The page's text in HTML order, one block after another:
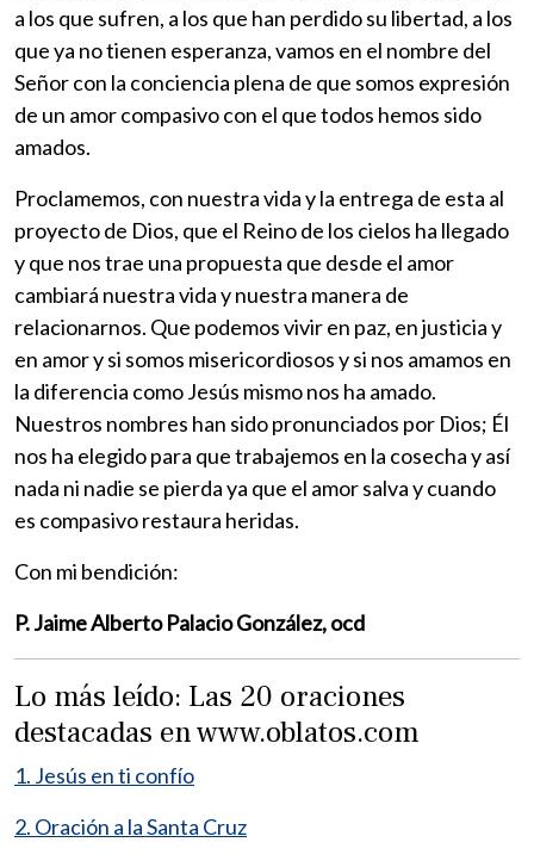
a los que sufren, a los que han perdido su libertad, a los
que ya no tienen esperanza, vamos en el nombre del
Señor con la conciencia plena de que somos expresión
de un amor compasivo con el que todos hemos sido
amados.
Proclamemos, con nuestra vida y la entrega de esta al
proyecto de Dios, que el Reino de los cielos ha llegado
y que nos trae una propuesta que desde el amor
cambiará nuestra vida y nuestra manera de
relacionarnos. Que podemos vivir en paz, en justicia y
en amor y si somos misericordiosos y si nos amamos en
la diferencia como Jesús mismo nos ha amado.
Nuestros nombres han sido pronunciados por Dios; Él
nos ha elegido para que trabajemos en la cosecha y así
nada ni nadie se pierda ya que el amor salva y cuando
es compasivo restaura heridas.
Con mi bendición:
P. Jaime Alberto Palacio González, ocd
Lo más leído: Las 20 oraciones
destacadas en www.oblatos.com
1. Jesús en ti confío
2. Oración a la Santa Cruz